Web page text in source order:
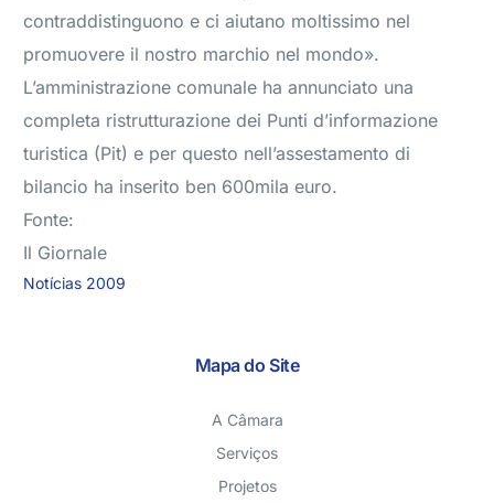
contraddistinguono e ci aiutano moltissimo nel
promuovere il nostro marchio nel mondo».
L’amministrazione comunale ha annunciato una
completa ristrutturazione dei Punti d’informazione
turistica (Pit) e per questo nell’assestamento di
bilancio ha inserito ben 600mila euro.
Fonte:
Il Giornale
Notícias 2009
Mapa do Site
A Câmara
Serviços
Projetos